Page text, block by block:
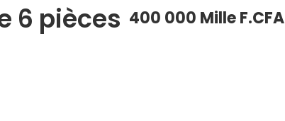
6 pièces 400 000 Mille F.CFA